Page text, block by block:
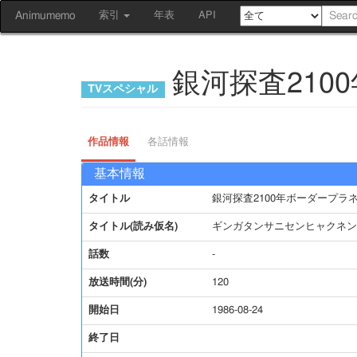
Animumemo 索引 年表 API
銀河探査2100
作品情報 各話情報
基本情報
タイトル 銀河探査2100年ボーダープラ
タイトル(読み仮名) ギンガタンサニセンヒャクネ
話数 -
放送時間(分) 120
開始日 1986-08-24
終了日